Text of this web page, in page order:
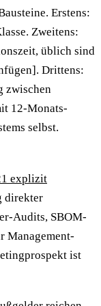
Erstens:
Zweitens:
üblich sind
Drittens:
zwischen
12-Monats-
selbst.
explizit
direkter
Audits, SBOM-
Management-
ist